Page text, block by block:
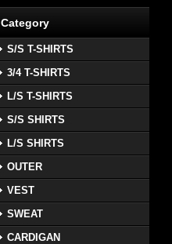
Category
S/S T-SHIRTS
3/4 T-SHIRTS
L/S T-SHIRTS
S/S SHIRTS
L/S SHIRTS
OUTER
VEST
SWEAT
CARDIGAN